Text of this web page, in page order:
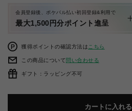
会員登録後、ポケパル払い初回登録&利用で
最大1,500円分ポイント進呈
獲得ポイントの確認方法は こちら
この商品について問い合わせる
ギフト：ラッピング不可
カートに入れる